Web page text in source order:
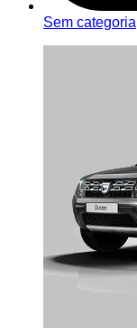
Sem categoria